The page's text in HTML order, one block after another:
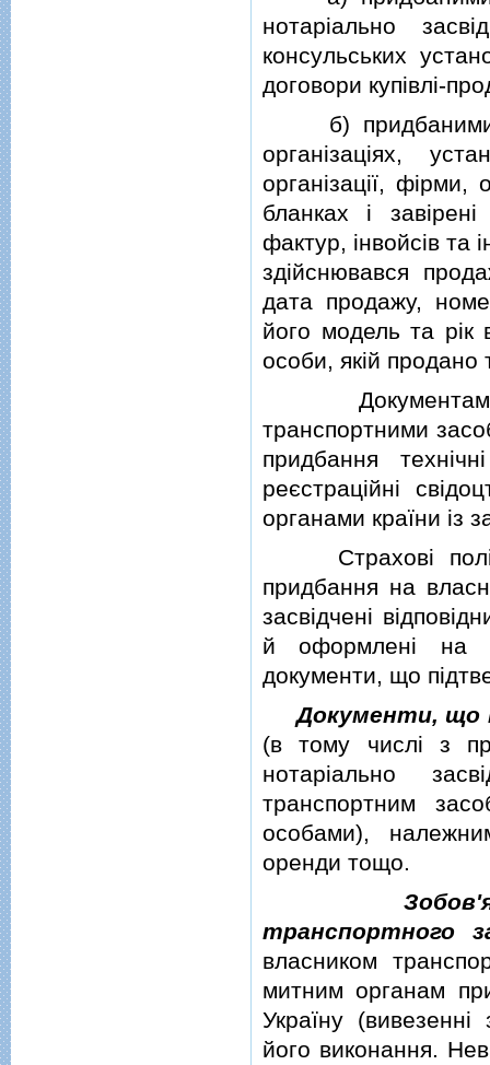
нотарiально
консульських
договори купiвлi-
б) придбаними в
органiзацiях,
органiзацiї, фiрми,
бланках i завiренi
фактур, iнвойсiв та
здiйснювався
дата продажу,
його модель та рiк
особи, якiй продано
Документами,
транспортними
придбання
реєстрацiйнi
органами країни iз
Страховi
придбання на
засвiдченi
й оформленi на
документи, що
Документи, що
(в тому числi з
нотарiально
транспортним
особами),
оренди тощо.
транспортного
власником
митним органам
Україну
його виконання.